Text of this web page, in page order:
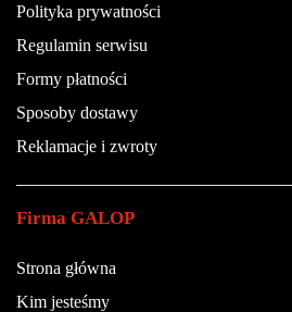
Polityka prywatności
Regulamin serwisu
Formy płatności
Sposoby dostawy
Reklamacje i zwroty
Firma GALOP
Strona główna
Kim jesteśmy